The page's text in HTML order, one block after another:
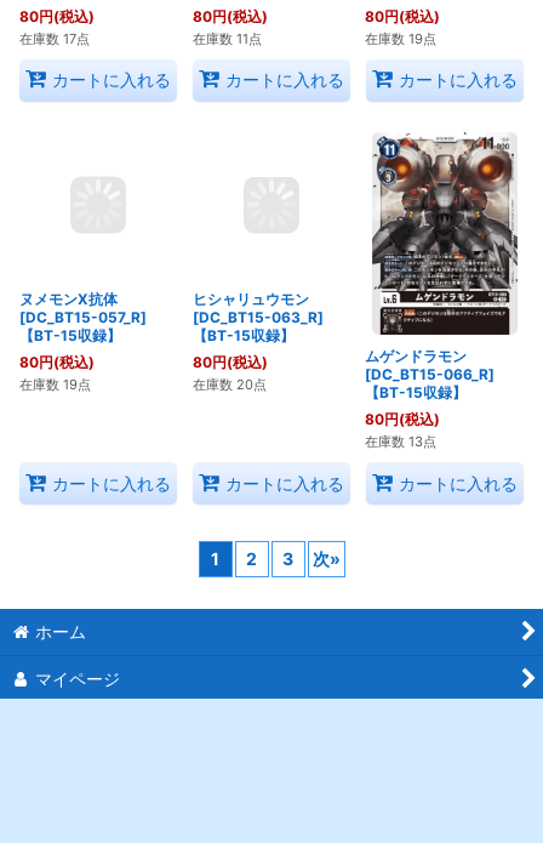
80円(税込)
在庫数 17点
カートに入れる
80円(税込)
在庫数 11点
カートに入れる
80円(税込)
在庫数 19点
カートに入れる
ヌメモンX抗体
[DC_BT15-057_R]
【BT-15収録】
カートに入れる
ヒシャリュウモン
[DC_BT15-063_R]
【BT-15収録】
カートに入れる
ムゲンドラモン
[DC_BT15-066_R]
【BT-15収録】
80円(税込)
在庫数 13点
カートに入れる
1 2 3 次»
ホーム
マイページ